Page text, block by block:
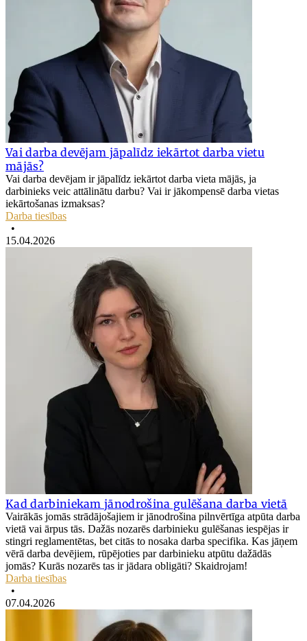
Vai darba devējam jāpalīdz iekārtot darba vietu
mājās?
Vai darba devējam ir jāpalīdz iekārtot darba vieta mājās, ja
darbinieks veic attālinātu darbu? Vai ir jākompensē darba vietas
iekārtošanas izmaksas?
Darba tiesības
•
15.04.2026
Kad darbiniekam jānodrošina gulēšana darba vietā
Vairākās jomās strādājošajiem ir jānodrošina pilnvērtīga atpūta darba
vietā vai ārpus tās. Dažās nozarēs darbinieku gulēšanas iespējas ir
stingri reglamentētas, bet citās to nosaka darba specifika. Kas jāņem
vērā darba devējiem, rūpējoties par darbinieku atpūtu dažādās
jomās? Kurās nozarēs tas ir jādara obligāti? Skaidrojam!
Darba tiesības
•
07.04.2026